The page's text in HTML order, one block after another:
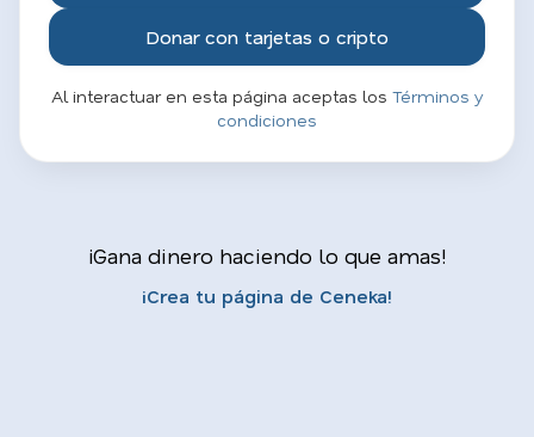
Donar con tarjetas o cripto
Al interactuar en esta página aceptas los Términos y
condiciones
¡Gana dinero haciendo lo que amas!
¡Crea tu página de Ceneka!